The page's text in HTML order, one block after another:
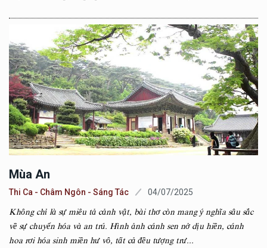
Mùa An
Thi Ca - Châm Ngôn - Sáng Tác 04/07/2025
Không chỉ là sự miêu tả cảnh vật, bài thơ còn mang ý nghĩa sâu sắc
về sự chuyển hóa và an trú. Hình ảnh cánh sen nở dịu hiền, cánh
hoa rơi hóa sinh miền hư vô, tất cả đều tượng trư...